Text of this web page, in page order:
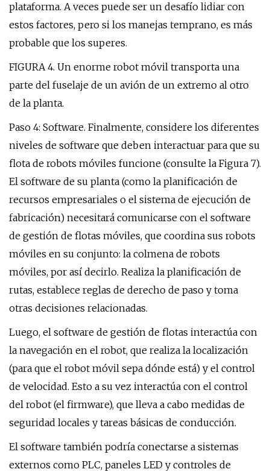
plataforma. A veces puede ser un desafío lidiar con
estos factores, pero si los manejas temprano, es más
probable que los superes.
FIGURA 4. Un enorme robot móvil transporta una
parte del fuselaje de un avión de un extremo al otro
de la planta.
Paso 4: Software. Finalmente, considere los diferentes
niveles de software que deben interactuar para que su
flota de robots móviles funcione (consulte la Figura 7).
El software de su planta (como la planificación de
recursos empresariales o el sistema de ejecución de
fabricación) necesitará comunicarse con el software
de gestión de flotas móviles, que coordina sus robots
móviles en su conjunto: la colmena de robots
móviles, por así decirlo. Realiza la planificación de
rutas, establece reglas de derecho de paso y toma
otras decisiones relacionadas.
Luego, el software de gestión de flotas interactúa con
la navegación en el robot, que realiza la localización
(para que el robot móvil sepa dónde está) y el control
de velocidad. Esto a su vez interactúa con el control
del robot (el firmware), que lleva a cabo medidas de
seguridad locales y tareas básicas de conducción.
El software también podría conectarse a sistemas
externos como PLC, paneles LED y controles de